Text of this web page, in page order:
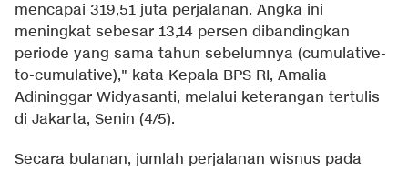
mencapai 319,51 juta perjalanan. Angka ini
meningkat sebesar 13,14 persen dibandingkan
periode yang sama tahun sebelumnya (cumulative-
to-cumulative)," kata Kepala BPS RI, Amalia
Adininggar Widyasanti, melalui keterangan tertulis
di Jakarta, Senin (4/5).
Secara bulanan, jumlah perjalanan wisnus pada